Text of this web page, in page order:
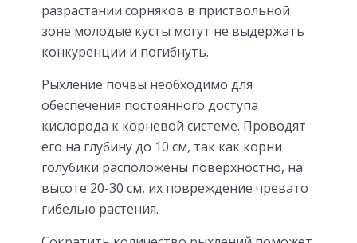
разрастании сорняков в приствольной
зоне молодые кусты могут не выдержать
конкуренции и погибнуть.
Рыхление почвы необходимо для
обеспечения постоянного доступа
кислорода к корневой системе. Проводят
его на глубину до 10 см, так как корни
голубики расположены поверхностно, на
высоте 20-30 см, их повреждение чревато
гибелью растения.